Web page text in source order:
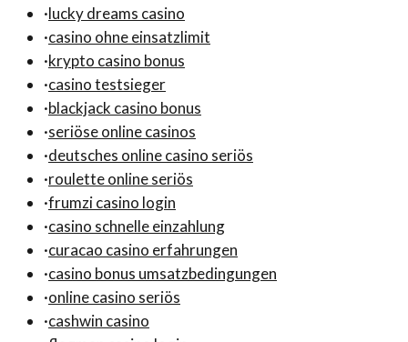
·lucky dreams casino
·casino ohne einsatzlimit
·krypto casino bonus
·casino testsieger
·blackjack casino bonus
·seriöse online casinos
·deutsches online casino seriös
·roulette online seriös
·frumzi casino login
·casino schnelle einzahlung
·curacao casino erfahrungen
·casino bonus umsatzbedingungen
·online casino seriös
·cashwin casino